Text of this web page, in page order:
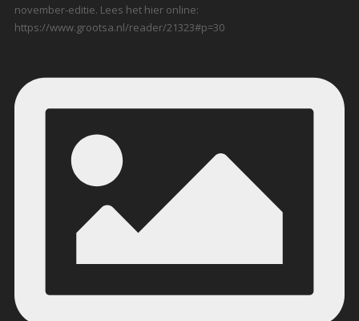
november-editie. Lees het hier online:
https://www.grootsa.nl/reader/21323#p=30